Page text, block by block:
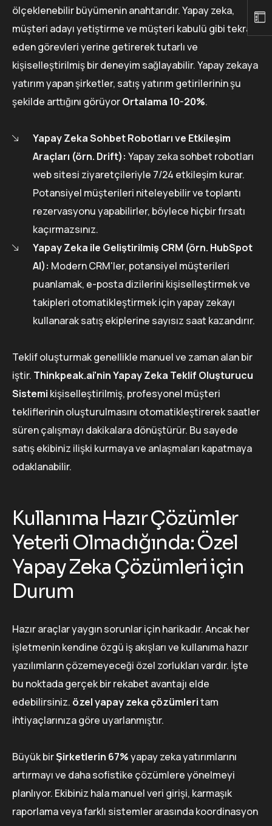
ölçeklenebilir büyümenin anahtarıdır. Yapay zeka,
müşteri adayı yetiştirme ve müşteri kabulü gibi tekrar
eden görevleri yerine getirerek tutarlı ve
kişiselleştirilmiş bir deneyim sağlayabilir. Yapay zekaya
yatırım yapan şirketler, satış yatırım getirilerinin şu
şekilde arttığını görüyorOrtalama 10-20%.
Yapay Zeka Sohbet Robotları ve Etkileşim
Araçları (örn. Drift): Yapay zeka sohbet robotları
web sitesi ziyaretçileriyle 7/24 etkileşim kurar.
Potansiyel müşterileri niteleyebilir ve toplantı
rezervasyonu yapabilirler, böylece hiçbir fırsatı
kaçırmazsınız.
Yapay Zeka ile Geliştirilmiş CRM (örn. HubSpot
AI): Modern CRM'ler, potansiyel müşterileri
puanlamak, e-posta dizilerini kişiselleştirmek ve
takipleri otomatikleştirmek için yapay zekayı
kullanarak satış ekiplerine sayısız saat kazandırır.
Teklif oluşturmak genellikle manuel ve zaman alan bir
iştir. Thinkpeak.ai'nin Yapay Zeka Teklif Oluşturucu
Sistemi kişiselleştirilmiş, profesyonel müşteri
tekliflerinin oluşturulmasını otomatikleştirerek saatler
süren çalışmayı dakikalara dönüştürür. Bu sayede
satış ekibiniz ilişki kurmaya ve anlaşmaları kapatmaya
odaklanabilir.
Kullanıma Hazır Çözümler
Yeterli Olmadığında: Özel
Yapay Zeka Çözümleri için
Durum
Hazır araçlar yaygın sorunlar için harikadır. Ancak her
işletmenin kendine özgü iş akışları ve kullanıma hazır
yazılımların çözemeyeceği özel zorlukları vardır. İşte
bu noktada gerçek bir rekabet avantajı elde
edebilirsiniz. özel yapay zeka çözümleritam
ihtiyaçlarınıza göre uyarlanmıştır.
Büyük birŞirketlerin 67%yapay zeka yatırımlarını
artırmayı ve daha sofistike çözümlere yönelmeyi
planlıyor. Ekibiniz hala manuel veri girişi, karmaşık
raporlama veya farklı sistemler arasında koordinasyon